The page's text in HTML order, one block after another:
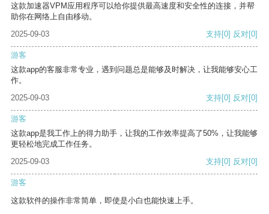
这款加速器VPM应用程序可以给你提供最高速度和安全性的连接，并帮
助你在网络上自由移动。
2025-09-03
支持[0] 反对[0]
游客
这款app的客服非常专业，遇到问题总是能够及时解决，让我能够安心工
作。
2025-09-03
支持[0] 反对[0]
游客
这款app是我工作上的得力助手，让我的工作效率提高了50%，让我能够
更轻松地完成工作任务。
2025-09-03
支持[0] 反对[0]
游客
这款软件的操作非常简单，即使是小白也能快速上手。